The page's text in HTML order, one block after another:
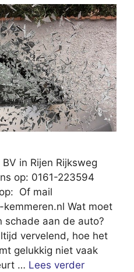
in Rijen Rijksweg
op: 0161-223594
Of mail
kemmeren.nl Wat moet
schade aan de auto?
vervelend, hoe het
gelukkig niet vaak
… Lees verder